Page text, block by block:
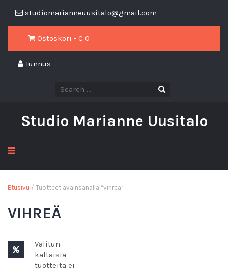
studiomarianneuusitalo@gmail.com
Ostoskori - € 0
Tunnus
Studio Marianne Uusitalo
Etusivu / Tuotteet avainsanalla “vihreä”
VIHREÄ
Valitun
kaltaisia
tuotteita ei